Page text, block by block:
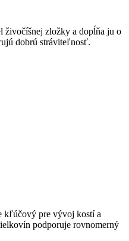
živočíšnej zložky a dopĺňa ju o
dobrú stráviteľnosť.
kľúčový pre vývoj kostí a
podporuje rovnomerný